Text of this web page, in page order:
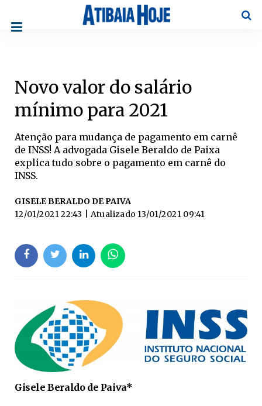
Novo valor do salário
mínimo para 2021
Atenção para mudança de pagamento em carnê
de INSS! A advogada Gisele Beraldo de Paixa
explica tudo sobre o pagamento em carnê do
INSS.
GISELE BERALDO DE PAIVA
12/01/2021 22:43
| Atualizado 13/01/2021 09:41
Gisele Beraldo de Paiva*